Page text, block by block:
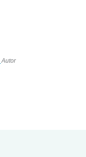
Autor